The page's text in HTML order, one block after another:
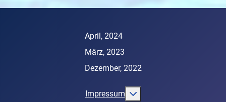
April, 2024
März, 2023
Dezember, 2022
Impressum More about: Impressum